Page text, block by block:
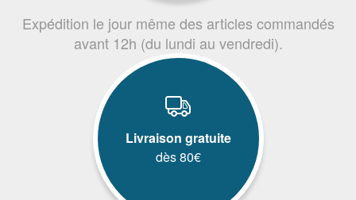
Expédition le jour même des articles commandés
avant 12h (du lundi au vendredi).
Livraison gratuite
dès 80€